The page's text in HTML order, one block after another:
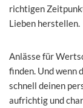
richtigen
Lieben herstellen.
Anlässe für
finden. Und wenn
schnell deinen
aufrichtig und